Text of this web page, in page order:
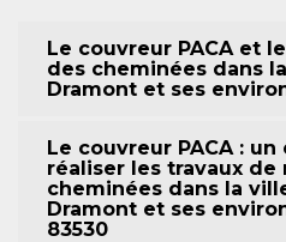
Le couvreur PACA et
des cheminées dans
Dramont et ses
Le couvreur PACA :
réaliser les travaux de
cheminées dans la
Dramont et ses
83530